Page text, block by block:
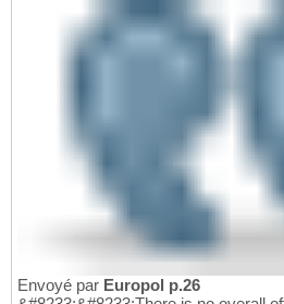
Envoyé par Europol p.26